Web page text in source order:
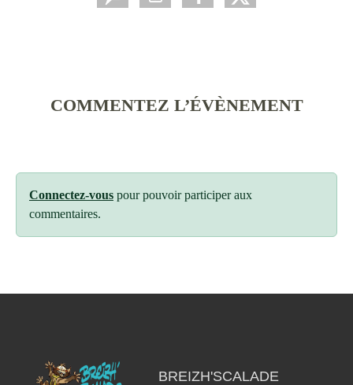
COMMENTEZ L’ÉVÈNEMENT
Connectez-vous pour pouvoir participer aux
commentaires.
BREIZH'SCALADE